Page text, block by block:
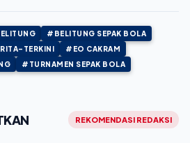
#BELITUNG SEPAK BOLA
TERKINI
#EO CAKRAM
#TURNAMEN SEPAK BOLA
REKOMENDASI REDAKSI